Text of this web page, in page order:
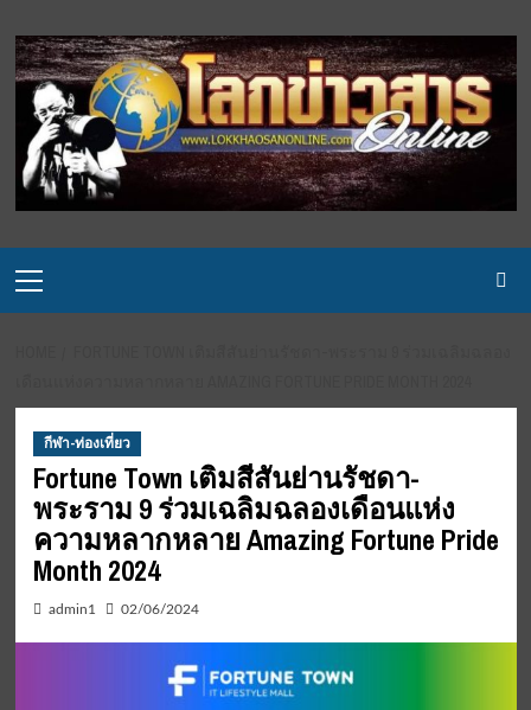
to
content
Menu
กีฬา-ท่องเที่ยว
Fortune Town เติมสีสันย่านรัชดา-
พระราม 9 ร่วมเฉลิมฉลองเดือนแห่ง
ความหลากหลาย Amazing Fortune Pride
Month 2024
admin1 02/06/2024